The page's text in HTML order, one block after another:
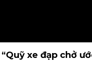
xe đạp chở